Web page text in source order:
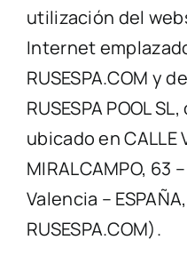
utilización del
Internet
RUSESPA.COM y
RUSESPA POOL
ubicado en CALLE
MIRALCAMPO, 63
Valencia –
RUSESPA.COM).